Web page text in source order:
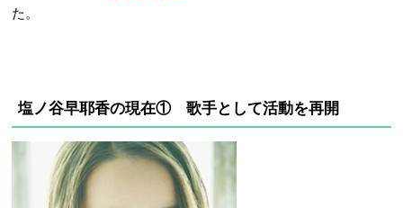
た。
塩ノ谷早耶香の現在① 歌手として活動を再開